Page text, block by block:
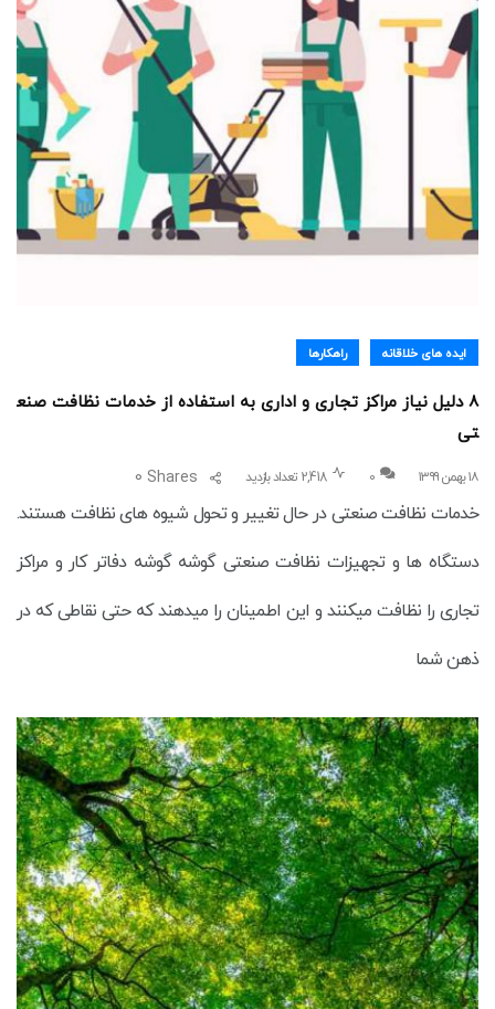
ایده های خلاقانه راهکارها
8 دلیل نیاز مراکز تجاری و اداری به استفاده از خدمات نظافت صنع
تی
۱۸ بهمن ۱۳۹۹ 0 2,418 تعداد بازدید Shares
0
خدمات نظافت صنعتی در حال تغییر و تحول شیوه های نظافت هستند.
دستگاه ها و تجهیزات نظافت صنعتی گوشه گوشه دفاتر کار و مراکز
تجاری را نظافت میکنند و این اطمینان را میدهند که حتی نقاطی که در
ذهن شما